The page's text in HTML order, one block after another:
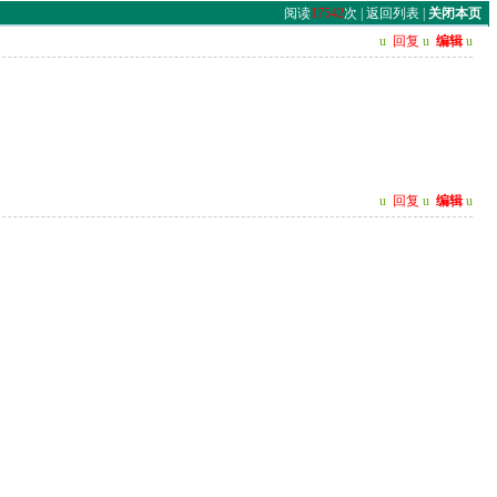
阅读17542次 | 返回列表| 关闭本页
u 回复 u 编辑 u
u 回复 u 编辑 u